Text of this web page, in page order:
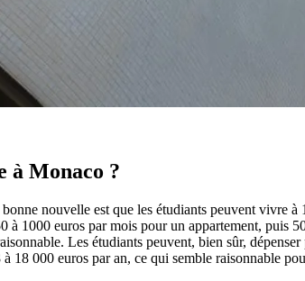
à Monaco ?
nouvelle est que les étudiants peuvent vivre
à 1000 euros par mois pour un appartement, puis
Les étudiants peuvent, bien sûr,
18 000 euros par an, ce qui semble raisonnable